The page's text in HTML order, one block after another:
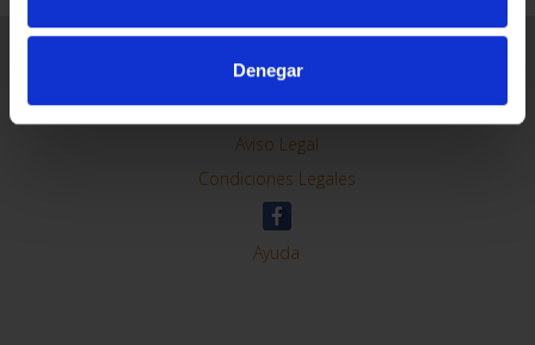
Denegar
Contacto
Preguntas Frequentes (FAQs)
Aviso Legal
Condiciones Legales
Ayuda